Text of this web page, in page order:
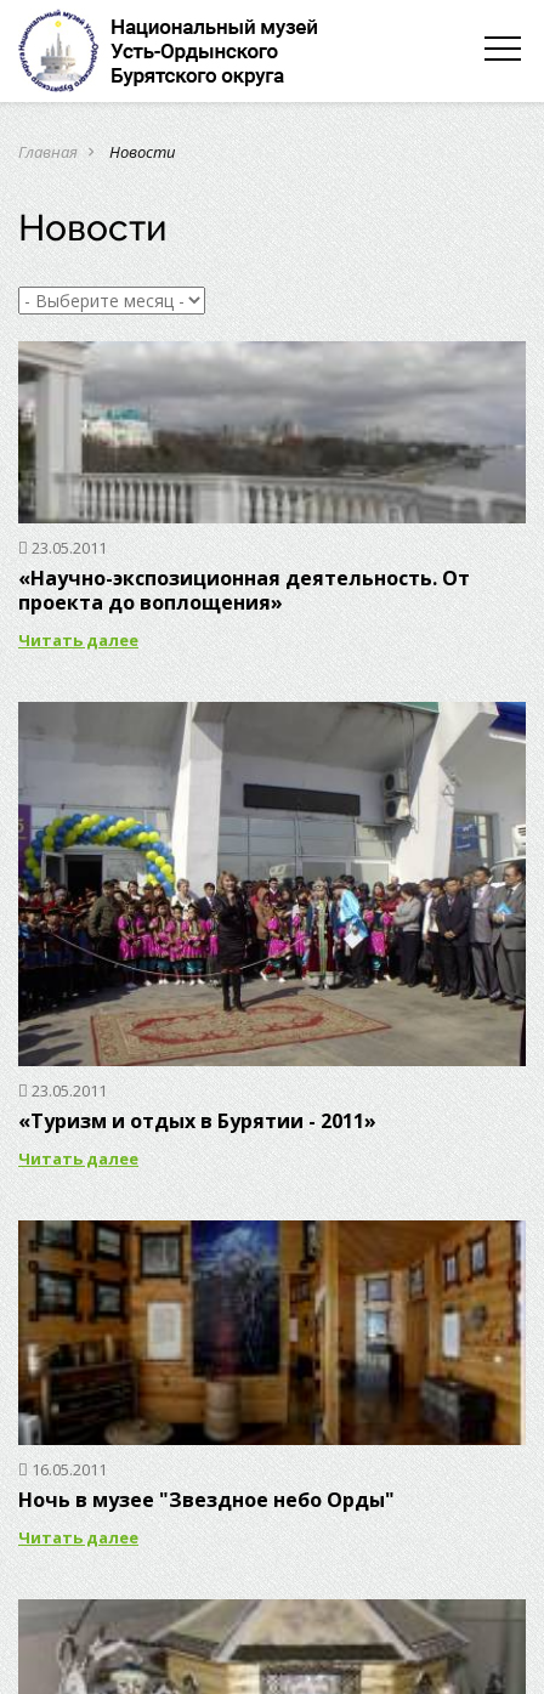
Главная navigate_next Новости
Новости
23.05.2011
«Научно-экспозиционная деятельность. От
проекта до воплощения»
Читать далее
23.05.2011
«Туризм и отдых в Бурятии - 2011»
Читать далее
16.05.2011
Ночь в музее "Звездное небо Орды"
Читать далее